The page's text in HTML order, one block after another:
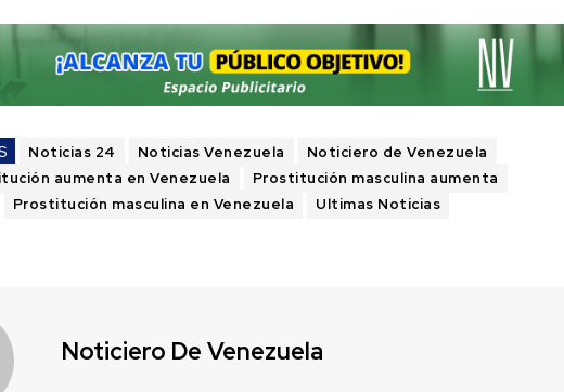
Noticias 24 Noticias Venezuela
Noticiero de Venezuela
aumenta en Venezuela
Prostitución masculina aumenta
Prostitución masculina en Venezuela
Ultimas Noticias
Noticiero De Venezuela